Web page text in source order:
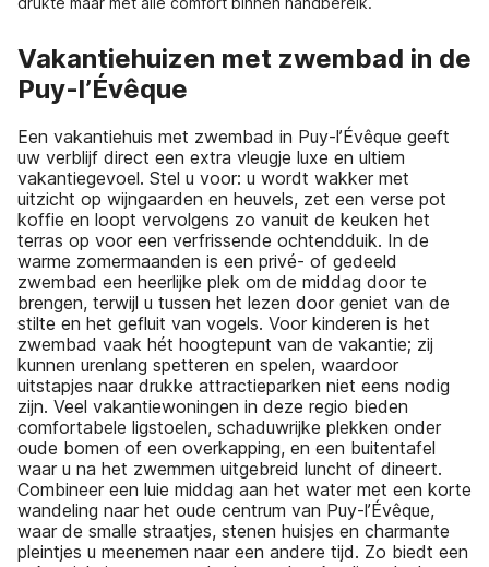
Vakantiehuizen met zwembad in de
Puy-l’Évêque
Een vakantiehuis met zwembad in Puy-l’Évêque geeft
uw verblijf direct een extra vleugje luxe en ultiem
vakantiegevoel. Stel u voor: u wordt wakker met
uitzicht op wijngaarden en heuvels, zet een verse pot
koffie en loopt vervolgens zo vanuit de keuken het
terras op voor een verfrissende ochtendduik. In de
warme zomermaanden is een privé- of gedeeld
zwembad een heerlijke plek om de middag door te
brengen, terwijl u tussen het lezen door geniet van de
stilte en het gefluit van vogels. Voor kinderen is het
zwembad vaak hét hoogtepunt van de vakantie; zij
kunnen urenlang spetteren en spelen, waardoor
uitstapjes naar drukke attractieparken niet eens nodig
zijn. Veel vakantiewoningen in deze regio bieden
comfortabele ligstoelen, schaduwrijke plekken onder
oude bomen of een overkapping, en een buitentafel
waar u na het zwemmen uitgebreid luncht of dineert.
Combineer een luie middag aan het water met een korte
wandeling naar het oude centrum van Puy-l’Évêque,
waar de smalle straatjes, stenen huisjes en charmante
pleintjes u meenemen naar een andere tijd. Zo biedt een